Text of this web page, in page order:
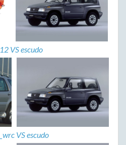
VS escudo
VS escudo